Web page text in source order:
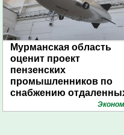
Мурманская область
оценит проект
пензенских
промышленников по
снабжению
поселений с помощью